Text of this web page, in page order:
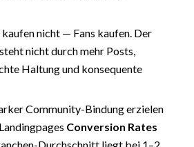
nicht — Fans kaufen. Der
nicht durch mehr Posts,
Haltung und konsequente
Community-Bindung erzielen
Conversion Rates
Durchschnitt liegt bei 1–2